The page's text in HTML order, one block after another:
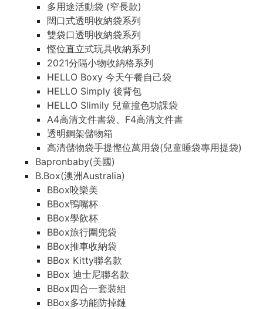
多用途活動袋 (窄長款)
闊口式透明收納袋系列
雙袋口透明收納袋系列
慳位直立式玩具收納系列
2021分隔小物收納格系列
HELLO Boxy 今天午餐自己袋
HELLO Simply 後背包
HELLO Slimily 兒童撞色功課袋
A4高清文件書袋、F4高清文件書
透明鋼架儲物箱
高清儲物袋手提慳位萬用袋(兒童睡袋專用提袋)
Bapronbaby(美國)
B.Box(澳洲Australia)
BBox咬樂美
BBox鴨嘴杯
BBox學飲杯
BBox旅行圍兜袋
BBox推車收納袋
BBox Kitty聯名款
BBox 迪士尼聯名款
BBox四合一套裝組
BBox多功能防掉鏈